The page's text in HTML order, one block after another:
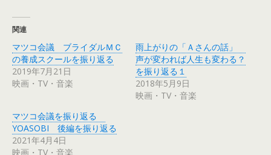
t
t
e
r
で
共
し
い
ウ
ィ
ン
ド
共
有
す
る
に
は
ク
ク
し
て
く
だ
さ
関連
マツコ会議 ブライダルＭＣ
の養成スクールを振り返る
2019年7月21日
映画・TV・音楽
雨上がりの「Ａさんの話」
声が変われば人生も変わる？
を振り返る１
2018年5月9日
映画・TV・音楽
マツコ会議を振り返る
YOASOBI 後編を振り返る
2021年4月4日
映画・TV・音楽